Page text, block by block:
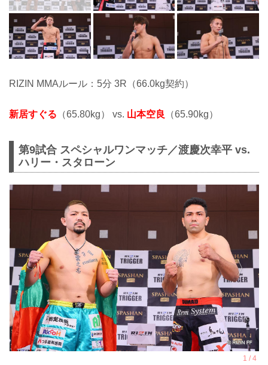
RIZIN MMAルール：5分 3R（66.0kg契約）
新居すぐる （65.80kg） vs. 山本空良 （65.90kg）
第9試合 スペシャルワンマッチ／渡慶次幸平 vs.
ハリー・スタローン